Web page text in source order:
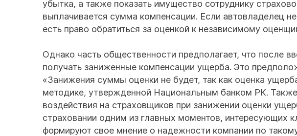
убытка, а также показать имущество сотруднику
выплачивается сумма компенсации. Если автовладелец
есть право обратиться за оценкой к независимому
Однако часть общественности предполагает, что после
получать заниженные компенсации ущерба. Это
«Занижения суммы оценки не будет, так как оценка
методике, утвержденной Национальным банком РК.
воздействия на страховщиков при занижении оценки
страховании одним из главных моментов, интересующих
формируют свое мнение о надежности компании по